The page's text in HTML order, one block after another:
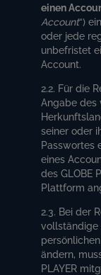
einen
Account“)
oder jede
unbefristet
Account.
2.2. Für die
Angabe des
seiner oder
Passwortes
eines
des GLOBE
Plattform
2.3. Bei der
vollständige
ändern,
PLAYER